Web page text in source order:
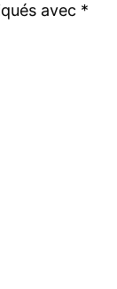
avec *